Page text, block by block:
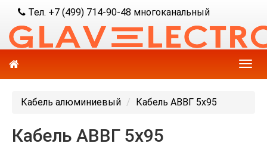
Тел. +7 (499) 714-90-48 многоканальный
Кабель алюминиевый Кабель АВВГ 5х95
Кабель АВВГ 5х95